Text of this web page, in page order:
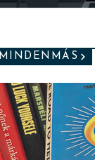
MINDENMÁS